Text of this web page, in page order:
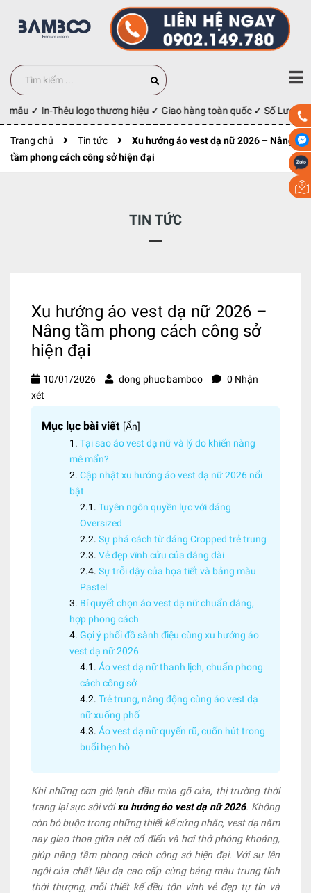
✓ In-Thêu logo thương hiệu ✓ Giao hàng toàn quốc ✓ Số Lượng
Trang chủ Tin tức
Xu hướng áo vest dạ nữ 2026 – Nâng
tầm phong cách công sở hiện đại
TIN TỨC
Xu hướng áo vest dạ nữ 2026 –
Nâng tầm phong cách công sở
hiện đại
10/01/2026 dong phuc bamboo
0 Nhận
xét
Mục lục bài viết [Ẩn]
Tại sao áo vest dạ nữ và lý do khiến nàng
mê mẩn?
Cập nhật xu hướng áo vest dạ nữ 2026 nổi
bật
Tuyên ngôn quyền lực với dáng
Oversized
Sự phá cách từ dáng Cropped trẻ trung
Vẻ đẹp vĩnh cửu của dáng dài
Sự trỗi dậy của họa tiết và bảng màu
Pastel
Bí quyết chọn áo vest dạ nữ chuẩn dáng,
hợp phong cách
Gợi ý phối đồ sành điệu cùng xu hướng áo
vest dạ nữ 2026
Áo vest dạ nữ thanh lịch, chuẩn phong
cách công sở
Trẻ trung, năng động cùng áo vest dạ
nữ xuống phố
Áo vest dạ nữ quyến rũ, cuốn hút trong
buổi hẹn hò
Khi những cơn gió lạnh đầu mùa gõ cửa, thị trường thời
trang lại sục sôi vớixu hướng áo vest dạ nữ 2026. Không
còn bó buộc trong những thiết kế cứng nhắc, vest dạ năm
nay giao thoa giữa nét cổ điển và hơi thở phóng khoáng,
giúp nâng tầm phong cách công sở hiện đại. Với sự lên
ngôi của chất liệu dạ cao cấp cùng bảng màu trung tính
thời thượng, mỗi thiết kế đều tôn vinh vẻ đẹp tự tin và